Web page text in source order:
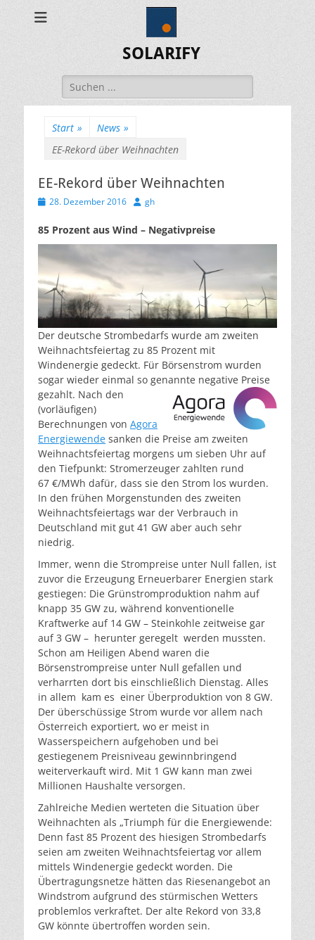
SOLARIFY
Suchen
nach:
Start » News »
EE-Rekord über Weihnachten
EE-Rekord über Weihnachten
Veröffentlicht
28. Dezember 2016 Autor
gh
85 Prozent aus Wind – Negativpreise
Der deutsche Strombedarfs wurde am zweiten
Weihnachtsfeiertag zu 85 Prozent mit
Windenergie gedeckt. Für Börsenstrom wurden
sogar wieder einmal so genannte negative Preise
gezahlt. Nach den
(vorläufigen)
Berechnungen von Agora
Energiewende sanken die Preise am zweiten
Weihnachtsfeiertag morgens um sieben Uhr auf
den Tiefpunkt: Stromerzeuger zahlten rund
67 €/MWh dafür, dass sie den Strom los wurden.
In den frühen Morgenstunden des zweiten
Weihnachtsfeiertags war der Verbrauch in
Deutschland mit gut 41 GW aber auch sehr
niedrig.
Immer, wenn die Strompreise unter Null fallen, ist
zuvor die Erzeugung Erneuerbarer Energien stark
gestiegen: Die Grünstromproduktion nahm auf
knapp 35 GW zu, während konventionelle
Kraftwerke auf 14 GW – Steinkohle zeitweise gar
auf 3 GW – herunter geregelt werden mussten.
Schon am Heiligen Abend waren die
Börsenstrompreise unter Null gefallen und
verharrten dort bis einschließlich Dienstag. Alles
in allem kam es einer Überproduktion von 8 GW.
Der überschüssige Strom wurde vor allem nach
Österreich exportiert, wo er meist in
Wasserspeichern aufgehoben und bei
gestiegenem Preisniveau gewinnbringend
weiterverkauft wird. Mit 1 GW kann man zwei
Millionen Haushalte versorgen.
Zahlreiche Medien werteten die Situation über
Weihnachten als „Triumph für die Energiewende:
Denn fast 85 Prozent des hiesigen Strombedarfs
seien am zweiten Weihnachtsfeiertag vor allem
mittels Windenergie gedeckt worden. Die
Übertragungsnetze hätten das Riesenangebot an
Windstrom aufgrund des stürmischen Wetters
problemlos verkraftet. Der alte Rekord von 33,8
GW könnte übertroffen worden sein.